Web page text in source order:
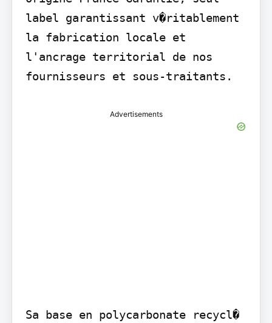
label garantissant v�ritablement
la fabrication locale et
l'ancrage territorial de nos
fournisseurs et sous-traitants.
Advertisements
Sa base en polycarbonate recycl�